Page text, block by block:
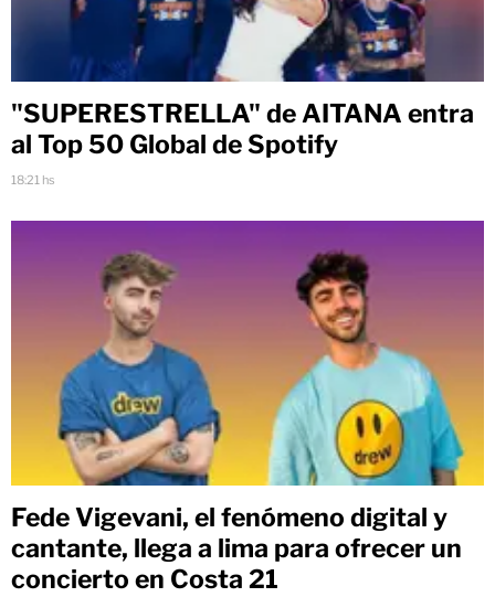
"SUPERESTRELLA" de AITANA entra
al Top 50 Global de Spotify
18:21 hs
Fede Vigevani, el fenómeno digital y
cantante, llega a lima para ofrecer un
concierto en Costa 21